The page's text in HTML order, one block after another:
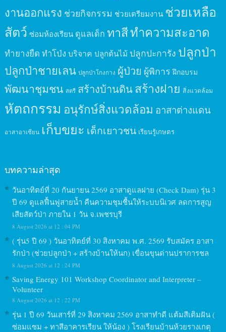
งานออกแรง ช่วยกิจกรรม ช่วยเตรียมงาน ช่วยเหลือ
สัตว์ ซ่อมห้องเรียน ดูแลเด็ก ทาสีทำความสะอาด
ทำยางยืด ทำโป่ง บริจาค ปลูกต้นไม้ ปลูกปะการัง ปลูกป่า
ปลูกป่าชายเลน ปลูกป่าโกงกาง ผู้ป่วย ผู้พิการ ฝึกอบรม
พัฒนาชุมชน สตรี สร้างบ้านดินสร้างฝาย สิ่งแวดล้อม
หัตถกรรม อนุรักษ์สิ่งแวดล้อม อาสาต่างแดน
อาสาอาเซียน เก็บขยะ เด็กเยาวชน เรียนรู้เกษตร
บทความล่าสุด
วันอาทิตย์ที่ 20 กันยายน 2569 อาสาดูแลฝาย (Check Dam) รุ่น 3
ปี 69 ดูแลฟื้นฟูสายน้ำ คืนความชุมชื้นให้ระบบนิเวศ ลดการสูญ
เสียสัตว์ป่า ภายใน 1 วัน จ.เพชรบุรี
8 August 2026 at 12 : 04 PM
( รุ่น5 ปี 69 ) วันอาทิตย์ที่ 30 สิงหาคม พ.ศ. 2569 รับสมัคร อาสา
รักป่า (ช่วยปลูกป่า + สร้างบ้านให้นก) เขื่อนขุนด่านปราการชล
8 August 2026 at 12 : 24 PM
Saving Energy 101 Workshop Coordinator and Interpreter –
Volunteer
8 August 2026 at 12 : 22 PM
รุ่น 1 ปี 69 วันเสาร์ที่ 29 สิงหาคม 2569 อาสาทำดี แต้มสีเติมฝัน (
ซ่อมแซม + ทาสีอาคารเรียน ให้น้อง ) โรงเรียนบ้านห้วยรางเกตุ